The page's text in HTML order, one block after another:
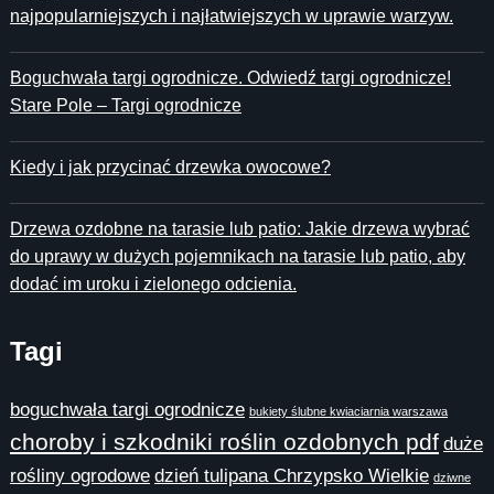
najpopularniejszych i najłatwiejszych w uprawie warzyw.
Boguchwała targi ogrodnicze. Odwiedź targi ogrodnicze!
Stare Pole – Targi ogrodnicze
Kiedy i jak przycinać drzewka owocowe?
Drzewa ozdobne na tarasie lub patio: Jakie drzewa wybrać
do uprawy w dużych pojemnikach na tarasie lub patio, aby
dodać im uroku i zielonego odcienia.
Tagi
boguchwała targi ogrodnicze bukiety ślubne kwiaciarnia warszawa
choroby i szkodniki roślin ozdobnych pdf duże
rośliny ogrodowe dzień tulipana Chrzypsko Wielkie dziwne